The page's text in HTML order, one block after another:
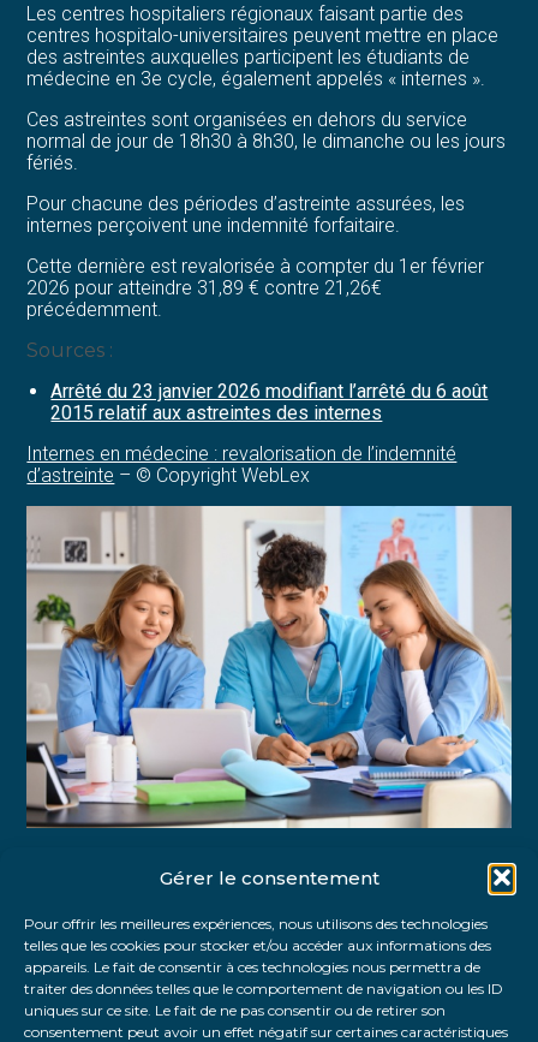
Gérer le consentement
Pour offrir les meilleures expériences, nous utilisons des technologies
telles que les cookies pour stocker et/ou accéder aux informations des
appareils. Le fait de consentir à ces technologies nous permettra de
traiter des données telles que le comportement de navigation ou les ID
uniques sur ce site. Le fait de ne pas consentir ou de retirer son
consentement peut avoir un effet négatif sur certaines caractéristiques
Les centres hospitaliers régionaux faisant partie des
centres hospitalo-universitaires peuvent mettre en place
des astreintes auxquelles participent les étudiants de
médecine en 3e cycle, également appelés « internes ».
Ces astreintes sont organisées en dehors du service
normal de jour de 18h30 à 8h30, le dimanche ou les jours
fériés.
Pour chacune des périodes d’astreinte assurées, les
internes perçoivent une indemnité forfaitaire.
Cette dernière est revalorisée à compter du 1er février
2026 pour atteindre 31,89 € contre 21,26€
précédemment.
Sources :
Arrêté du 23 janvier 2026 modifiant l’arrêté du 6 août
2015 relatif aux astreintes des internes
Internes en médecine : revalorisation de l’indemnité
d’astreinte – © Copyright WebLex
FaceBook
TwitterLinkedIn